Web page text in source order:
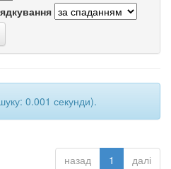
0.001 секунди).
назад 1 далі